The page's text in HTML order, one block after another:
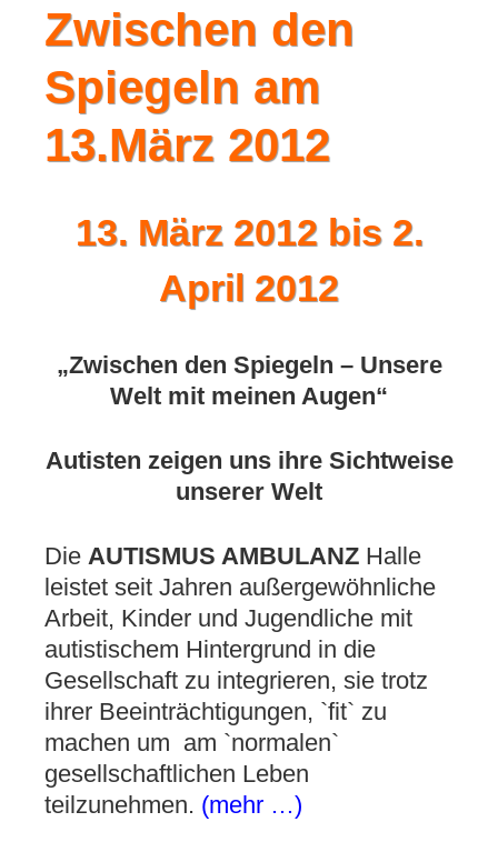
Zwischen den
Spiegeln am
13.März 2012
13. März 2012 bis 2.
April 2012
„Zwischen den Spiegeln – Unsere
Welt mit meinen Augen“
Autisten zeigen uns ihre Sichtweise
unserer Welt
Die AUTISMUS AMBULANZ Halle
leistet seit Jahren außergewöhnliche
Arbeit, Kinder und Jugendliche mit
autistischem Hintergrund in die
Gesellschaft zu integrieren, sie trotz
ihrer Beeinträchtigungen, `fit` zu
machen um am `normalen`
gesellschaftlichen Leben
teilzunehmen. (mehr …)